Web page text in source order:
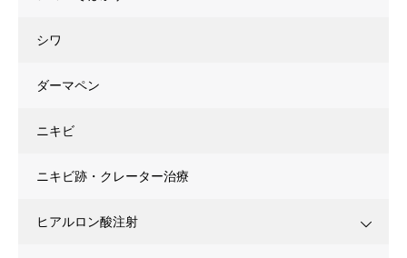
シワ
ダーマペン
ニキビ
ニキビ跡・クレーター治療
ヒアルロン酸注射